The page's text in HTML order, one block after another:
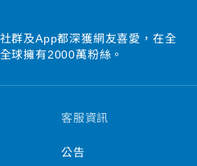
群及App都深獲網友喜愛，在全
球擁有2000萬粉絲。
客服資訊
公告